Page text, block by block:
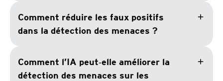
Comment réduire les faux positifs
dans la détection des menaces ?
add
Comment l’IA peut‑elle améliorer la
détection des menaces sur les
add